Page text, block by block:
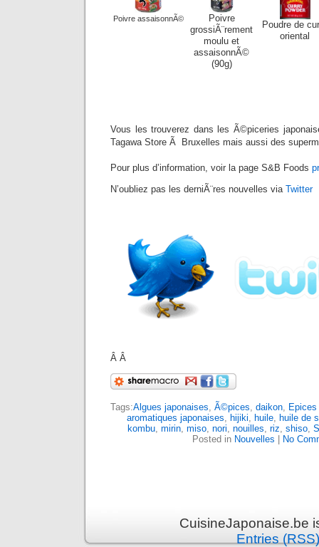
Poivre assaisonnÃ©
Poivre
grossiÃ¨rement
moulu et
assaisonnÃ©
(90g)
Poudre de
oriental
Vous les trouverez dans les Ã©piceries
Tagawa Store Ã Bruxelles mais aussi des
Pour plus d’information, voir la page S&B Foods
N’oubliez pas les derniÃ¨res nouvelles via Twitter
Â Â
Tags:Algues japonaises Ã©pices daikon
aromatiques japonaises hijiki huile, huile de
kombu mirin miso nori nouilles riz shiso
Posted in Nouvelles | No
CuisineJaponaise.be
Entries (RSS)